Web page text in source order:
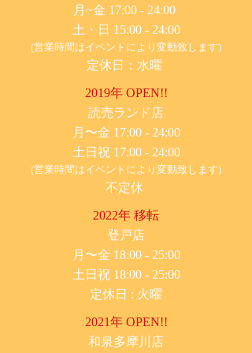
月~金 17:00 - 24:00
土・日 15:00 - 24:00
(営業時間はイベントにより変動致します)
定休日：水曜
2019年 OPEN!!
​読売ランド店
月〜金 17:00 - 24:00
土日祝 17:00 - 24:00
(営業時間はイベントにより変動致します)
不定休
2022年 移転
​登戸店
月〜金 18:00 - 25:00
土日祝 18:00 - 25:00
​定休日 : 火曜
2021年 OPEN!!
​和泉多摩川店